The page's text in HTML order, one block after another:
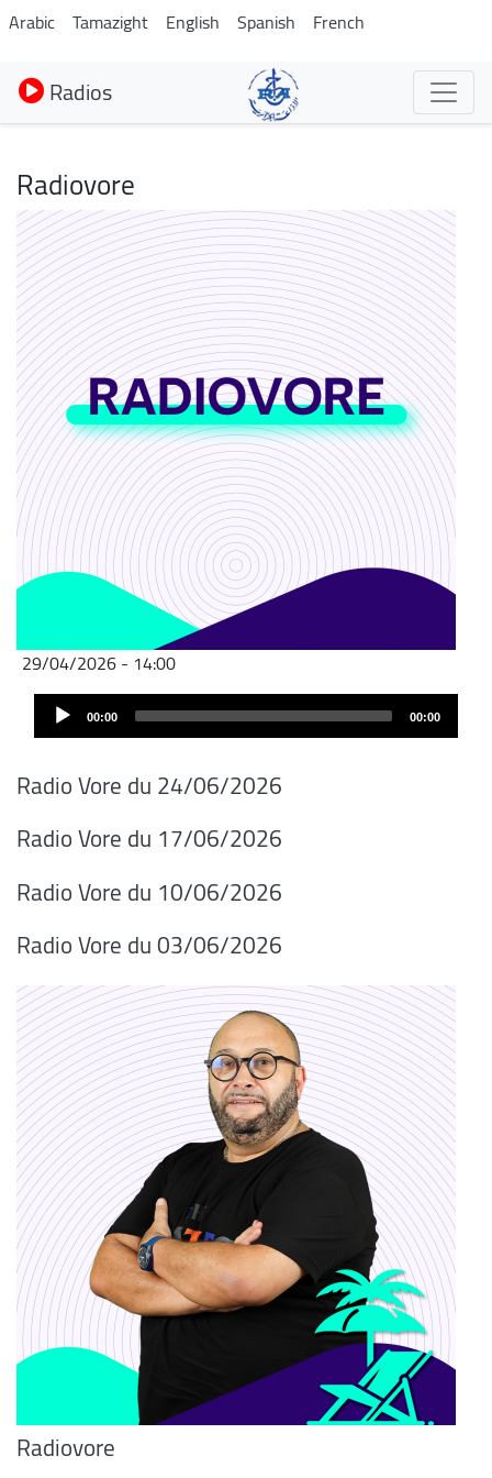
Aller
au
contenu
principal
Arabic Tamazight English Spanish French
Radios
Radiovore
Image
29/04/2026 - 14:00
Audio
Player 00:00 00:00
Radio Vore du 24/06/2026
Radio Vore du 17/06/2026
Radio Vore du 10/06/2026
Radio Vore du 03/06/2026
Radiovore